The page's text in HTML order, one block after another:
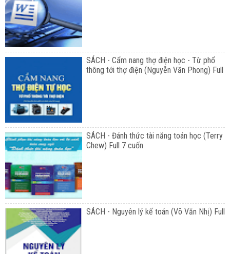
SÁCH - Cẩm nang thợ điện học - Từ phổ
thông tới thợ điện (Nguyễn Văn Phong) Full
SÁCH - Đánh thức tài năng toán học (Terry
Chew) Full 7 cuốn
SÁCH - Nguyên lý kế toán (Võ Văn Nhị) Full